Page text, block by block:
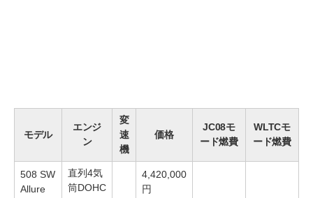
モデル
エンジ
ン
変
速
機
価格
JC08モ
ード燃費
WLTCモ
ード燃費
508 SW
Allure
直列4気
筒DOHC
4,420,000
円